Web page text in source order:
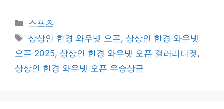
Categories
스포츠
Tags
상상인 한경 와우넷 오픈, 상상인 한경 와우넷
오픈 2025, 상상인 한경 와우넷 오픈 갤러리티켓 ,
상상인 한경 와우넷 오픈 우승상금